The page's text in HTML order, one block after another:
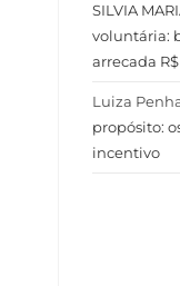
SILVIA
voluntária:
arrecada
Luiza
propósito:
incentivo